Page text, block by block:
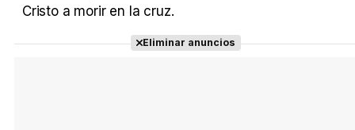
Cristo a morir en la cruz.
Eliminar anuncios